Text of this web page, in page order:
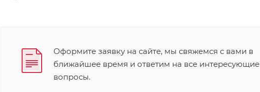
Оформите заявку на сайте, мы свяжемся с вами в
ближайшее время и ответим на все интересующие
вопросы.